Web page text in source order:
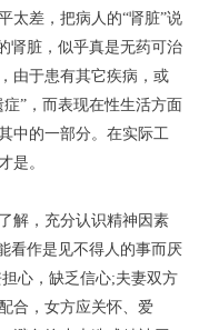
差，把病人的“肾脏”说
肾脏，似乎真是无药可治
由于患有其它疾病，或
”，而表现在性生活方面
中的一部分。在实际工
是。
，充分认识精神因素
看作是见不得人的事而厌
心，缺乏信心;夫妻双方
合，女方应关怀、爱